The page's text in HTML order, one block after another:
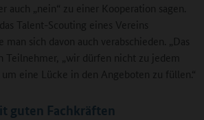
auch „nein“ zu einer Kooperation sagen.
Talent-Scouting eines Vereins
man sich davon auch verabschieden. „Das
Teilnehmer, „wir dürfen nicht zu jedem
eine Lücke in den Angeboten zu füllen.“
guten Fachkräften